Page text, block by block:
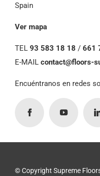
Spain
Ver mapa
TEL 93 583 18 18 / 661
E-MAIL contact@floors-
Encuéntranos en redes
© Copyright Supreme